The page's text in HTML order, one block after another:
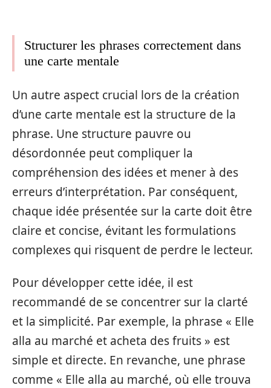
Structurer les phrases correctement dans
une carte mentale
Un autre aspect crucial lors de la création
d’une carte mentale est la structure de la
phrase. Une structure pauvre ou
désordonnée peut compliquer la
compréhension des idées et mener à des
erreurs d’interprétation. Par conséquent,
chaque idée présentée sur la carte doit être
claire et concise, évitant les formulations
complexes qui risquent de perdre le lecteur.
Pour développer cette idée, il est
recommandé de se concentrer sur la clarté
et la simplicité. Par exemple, la phrase « Elle
alla au marché et acheta des fruits » est
simple et directe. En revanche, une phrase
comme « Elle alla au marché, où elle trouva